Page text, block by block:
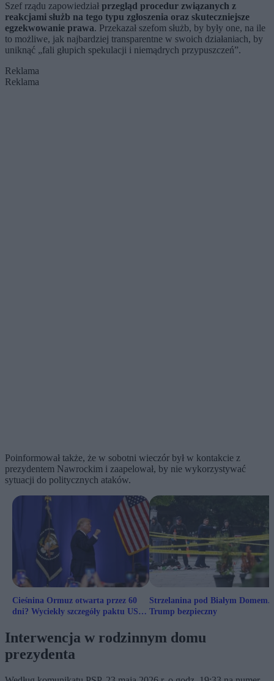
Szef rządu zapowiedział przegląd procedur związanych z
reakcjami służb na tego typu zgłoszenia oraz skuteczniejsze
egzekwowanie prawa. Przekazał szefom służb, by były one, na ile
to możliwe, jak najbardziej transparentne w swoich działaniach, by
uniknąć „fali głupich spekulacji i niemądrych przypuszczeń”.
Reklama
Reklama
Poinformował także, że w sobotni wieczór był w kontakcie z
prezydentem Nawrockim i zaapelował, by nie wykorzystywać
sytuacji do politycznych ataków.
Cieśnina Ormuz otwarta przez 60
dni? Wyciekły szczegóły paktu USA-
Strzelanina pod Białym Domem.
Trump bezpieczny
Interwencja w rodzinnym domu
prezydenta